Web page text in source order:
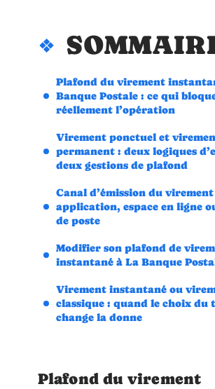
Plafond du virement
Banque Postale : ce qui
réellement l’opération
Virement ponctuel et
permanent : deux logiques
deux gestions de plafond
Canal d’émission du virement
application, espace en ligne
de poste
Modifier son plafond de
instantané à La Banque
Virement instantané ou
classique : quand le choix du
change la donne
Plafond du virement